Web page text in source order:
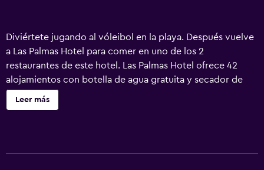
Diviértete jugando al vóleibol en la playa. Después vuelve
a Las Palmas Hotel para comer en uno de los 2
restaurantes de este hotel. Las Palmas Hotel ofrece 42
alojamientos con botella de agua gratuita y secador de
pelo. Las camas están vestidas con edredón de plumas y
ropa de cama de alta calidad. Se ofrece una televisión de
Leer más